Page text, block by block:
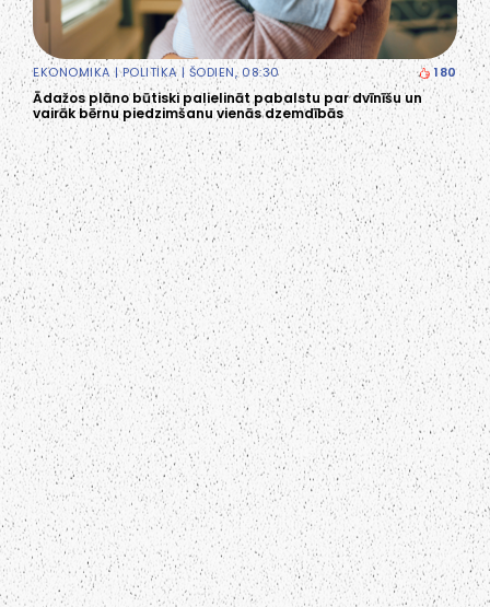
EKONOMIKA|POLITIKA| ŠODIEN, 08:30 180
Ādažos plāno būtiski palielināt pabalstu par dvīnīšu un
vairāk bērnu piedzimšanu vienās dzemdībās